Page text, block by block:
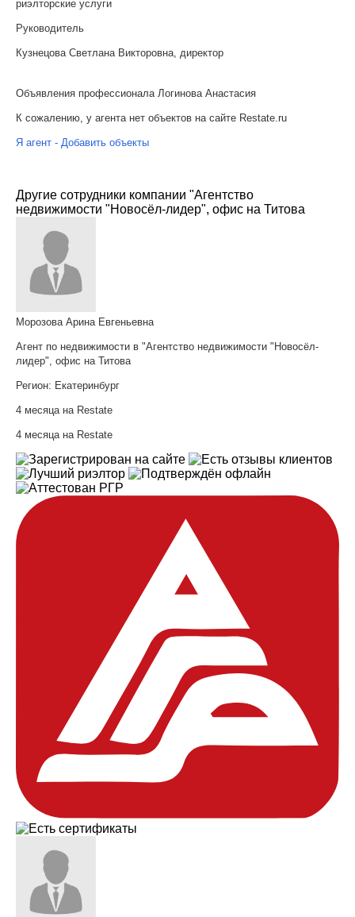
риэлторские услуги
Руководитель
Кузнецова Светлана Викторовна, директор
Объявления профессионала Логинова Анастасия
К сожалению, у агента нет объектов на сайте Restate.ru
Я агент - Добавить объекты
Другие сотрудники компании "Агентство
недвижимости "Новосёл-лидер", офис на Титова
Морозова Арина Евгеньевна
Агент по недвижимости в "Агентство недвижимости "Новосёл-
лидер", офис на Титова
Регион: Екатеринбург
4 месяца на Restate
4 месяца на Restate